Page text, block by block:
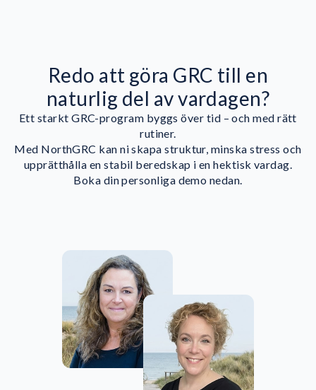
Redo att göra GRC till en
naturlig del av vardagen?
Ett starkt GRC-program byggs över tid – och med rätt
rutiner.
Med NorthGRC kan ni skapa struktur, minska stress och
upprätthålla en stabil beredskap i en hektisk vardag.
Boka din personliga demo nedan.